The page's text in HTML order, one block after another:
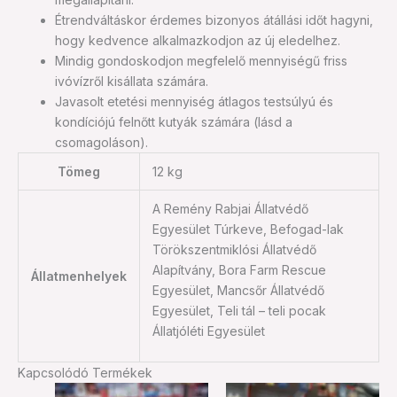
Étrendváltáskor érdemes bizonyos átállási időt hagyni,
hogy kedvence alkalmazkodjon az új eledelhez.
Mindig gondoskodjon megfelelő mennyiségű friss
ivóvízről kisállata számára.
Javasolt etetési mennyiség átlagos testsúlyú és
kondíciójú felnőtt kutyák számára (lásd a
csomagoláson).
Tömeg
12 kg
Állatmenhelyek
A Remény Rabjai Állatvédő
Egyesület Túrkeve, Befogad-lak
Törökszentmiklósi Állatvédő
Alapítvány, Bora Farm Rescue
Egyesület, Mancsőr Állatvédő
Egyesület, Teli tál – teli pocak
Állatjóléti Egyesület
Kapcsolódó Termékek
OriginalCurrentEnnek
Original CurrentEnnek